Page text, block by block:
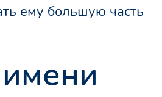
ему большую часть